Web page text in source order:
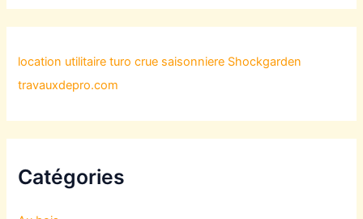
location utilitaire turo crue saisonniere Shockgarden
travauxdepro.com
Catégories